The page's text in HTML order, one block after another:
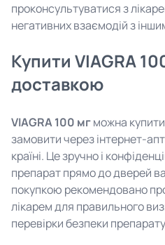
проконсультуватися з
негативних взаємодій з
Купити VIAGRA
доставкою
VIAGRA 100 мгможна
замовити через інтернет-
країні. Це зручно і
препарат прямо до дверей
покупкою рекомендовано
лікарем для правильного
перевірки безпеки